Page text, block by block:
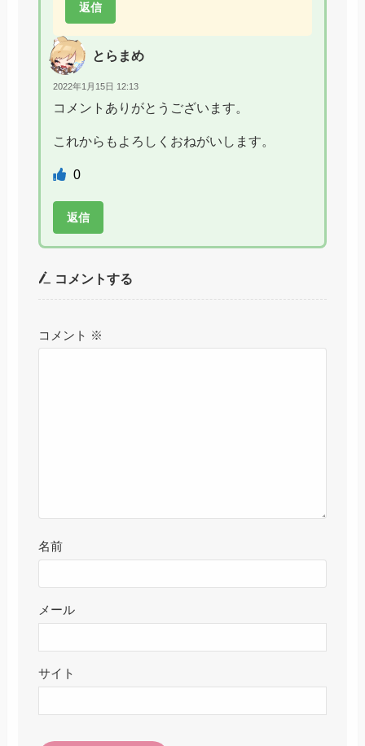
返信
とらまめ
2022年1月15日 12:13
コメントありがとうございます。
これからもよろしくおねがいします。
0
返信
コメントする
コメント ※
名前
メール
サイト